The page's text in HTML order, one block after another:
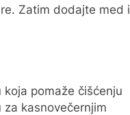
Zatim dodajte med i
pomaže čišćenju
kasnovečernjim